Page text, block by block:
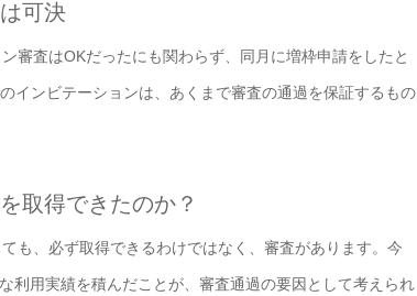
可決
審査はOKだったにも関わらず、同月に増枠申請をしたと
インビテーションは、あくまで審査の通過を保証するもの
取得できたのか？
も、必ず取得できるわけではなく、審査があります。今
利用実績を積んだことが、審査通過の要因として考えられ